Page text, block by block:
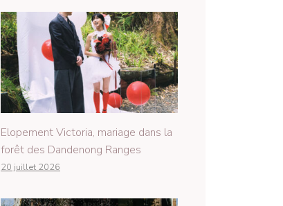
Elopement Victoria, mariage dans la
forêt des Dandenong Ranges
20 juillet 2026